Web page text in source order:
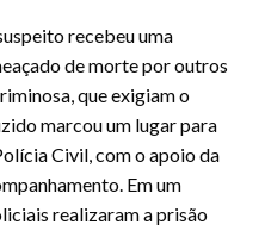
recebeu uma
de morte por outros
que exigiam o
marcou um lugar para
Civil, com o apoio da
Em um
realizaram a prisão